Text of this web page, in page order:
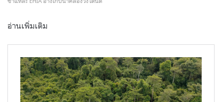
อ่านเพิ่มเติม